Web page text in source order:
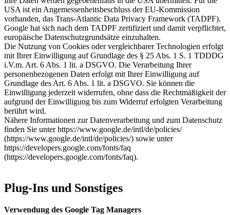
USA ist ein Angemessenheitsbeschluss der EU-Kommission
vorhanden, das Trans-Atlantic Data Privacy Framework (TADPF).
Google hat sich nach dem TADPF zertifiziert und damit verpflichtet,
europäische Datenschutzgrundsätze einzuhalten.
Die Nutzung von Cookies oder vergleichbarer Technologien erfolgt
mit Ihrer Einwilligung auf Grundlage des § 25 Abs. 1 S. 1 TDDDG
i.V.m. Art. 6 Abs. 1 lit. a DSGVO. Die Verarbeitung Ihrer
personenbezogenen Daten erfolgt mit Ihrer Einwilligung auf
Grundlage des Art. 6 Abs. 1 lit. a DSGVO. Sie können die
Einwilligung jederzeit widerrufen, ohne dass die Rechtmäßigkeit der
aufgrund der Einwilligung bis zum Widerruf erfolgten Verarbeitung
berührt wird.
Nähere Informationen zur Datenverarbeitung und zum Datenschutz
finden Sie unter https://www.google.de/intl/de/policies/
(https://www.google.de/intl/de/policies/) sowie unter
https://developers.google.com/fonts/faq
(https://developers.google.com/fonts/faq).
Plug-Ins und Sonstiges
Verwendung des Google Tag Managers